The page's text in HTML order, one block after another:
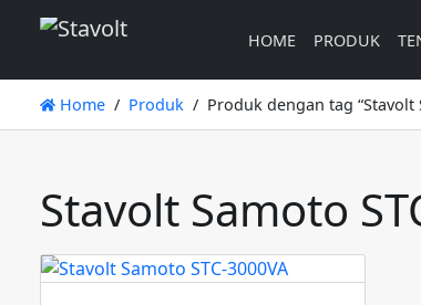
HOME PRODUK
Home Produk Produk dengan tag “Stavolt
Stavolt Samoto